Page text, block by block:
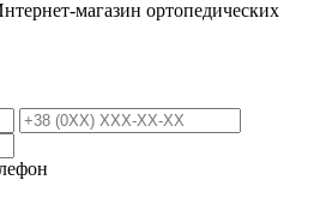
магазин ортопедических